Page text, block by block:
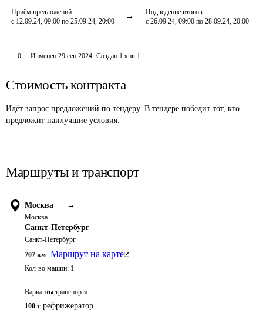
Приём предложений
с 12.09.24, 09:00 по 25.09.24, 20:00
Подведение итогов
с 26.09.24, 09:00 по 28.09.24, 20:00
0 Изменён 29 сен 2024. Создан 1 янв 1
Стоимость контракта
Идёт запрос предложений по тендеру. В тендере победит тот, кто
предложит наилучшие условия.
Маршруты и транспорт
Москва →
Москва
Санкт-Петербург
Санкт-Петербург
707 км Маршрут на карте
Кол-во машин: 1
Варианты транспорта
100 т рефрижератор